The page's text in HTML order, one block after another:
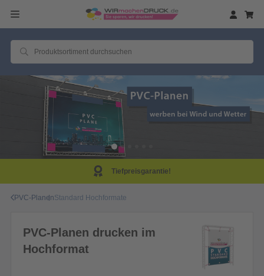
Tiefpreisgarantie!
PVC-PlanenStandard Hochformate
PVC-Planen drucken im
Hochformat